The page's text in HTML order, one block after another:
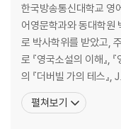
한국방송통신대학교 영
어영문학과와 동대학원
로 박사학위를 받았고,
로 『영국소설의 이해』,
의 『더버빌 가의 테스』,
『후린의 아이들』 등이 있다. 영한번역에는 번역자가 갖추어야
본 요령이 몇 가지 있고
펼쳐보기